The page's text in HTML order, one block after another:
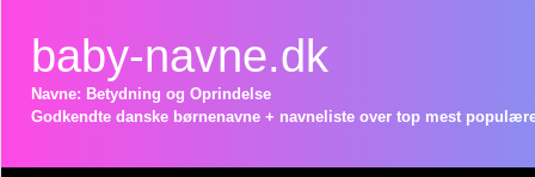
baby-navne.dk
Navne: Betydning og Oprindelse
Godkendte danske børnenavne + navneliste over top mest